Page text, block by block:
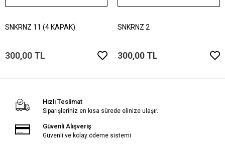
SNKRNZ 11 (4 KAPAK)
300,00 TL
SNKRNZ 2
300,00 TL
Hızlı Teslimat
Siparişleriniz en kısa sürede elinize ulaşır.
Güvenli Alışveriş
Güvenli ve kolay ödeme sistemi